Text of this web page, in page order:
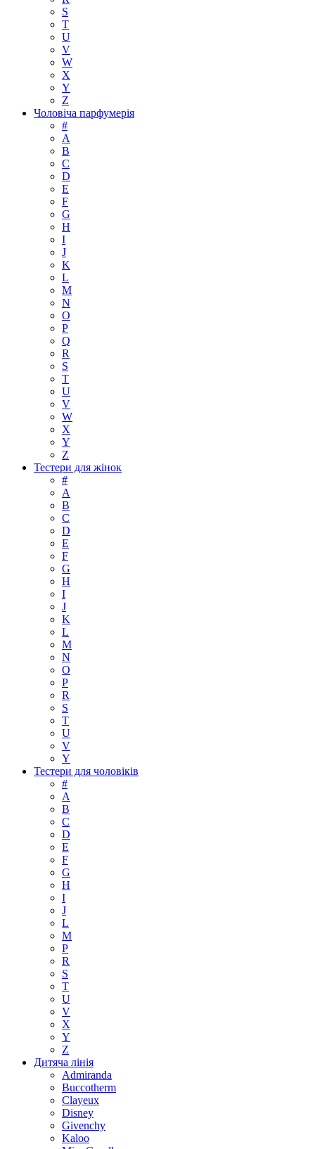
S
T
U
V
W
X
Y
Z
Чоловіча парфумерія
#
A
B
C
D
E
F
G
H
I
J
K
L
M
N
O
P
Q
R
S
T
U
V
W
X
Y
Z
Тестери для жінок
#
A
B
C
D
E
F
G
H
I
J
K
L
M
N
O
P
R
S
T
U
V
Y
Тестери для чоловіків
#
A
B
C
D
E
F
G
H
I
J
L
M
P
R
S
T
U
V
X
Y
Z
Дитяча лінія
Admiranda
Buccotherm
Clayeux
Disney
Givenchy
Kaloo